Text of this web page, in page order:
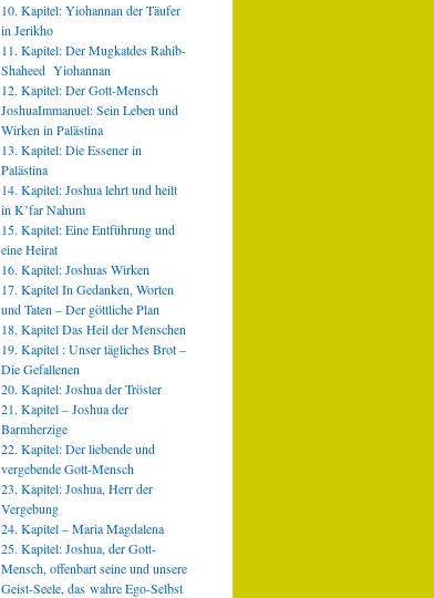
10. Kapitel: Yiohannan der Täufer
in Jerikho
11. Kapitel: Der Mugkatdes Rahib-
Shaheed Yiohannan
12. Kapitel: Der Gott-Mensch
JoshuaImmanuel: Sein Leben und
Wirken in Palästina
13. Kapitel: Die Essener in
Palästina
14. Kapitel: Joshua lehrt und heilt
in K’far Nahum
15. Kapitel: Eine Entführung und
eine Heirat
16. Kapitel: Joshuas Wirken
17. Kapitel In Gedanken, Worten
und Taten – Der göttliche Plan
18. Kapitel Das Heil der Menschen
19. Kapitel : Unser tägliches Brot –
Die Gefallenen
20. Kapitel: Joshua der Tröster
21. Kapitel – Joshua der
Barmherzige
22. Kapitel: Der liebende und
vergebende Gott-Mensch
23. Kapitel: Joshua, Herr der
Vergebung
24. Kapitel – Maria Magdalena
25. Kapitel: Joshua, der Gott-
Mensch, offenbart seine und unsere
Geist-Seele, das wahre Ego-Selbst